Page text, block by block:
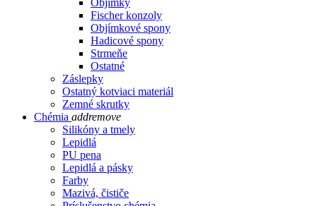
Objímky
Fischer konzoly
Objímkové spony
Hadicové spony
Strmeňe
Ostatné
Záslepky
Ostatný kotviaci materiál
Zemné skrutky
Chémia addremove
Silikóny a tmely
Lepidlá
PU pena
Lepidlá a pásky
Farby
Mazivá, čističe